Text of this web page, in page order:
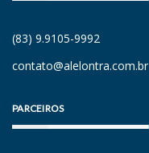
(83) 9.9105-9992
contato@alelontra.com.br
PARCEIROS